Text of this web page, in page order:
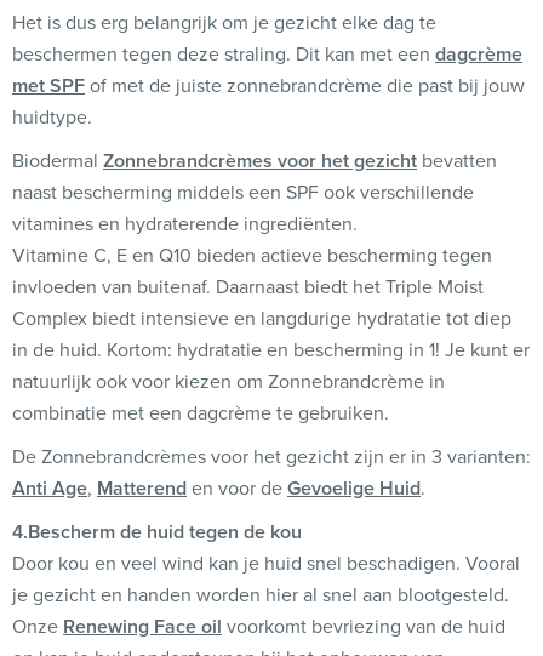
Het is dus erg belangrijk om je gezicht elke dag te
beschermen tegen deze straling. Dit kan met een dagcrème
met SPFof met de juiste zonnebrandcrème die past bij jouw
huidtype.
Biodermal Zonnebrandcrèmes voor het gezicht bevatten
naast bescherming middels een SPF ook verschillende
vitamines en hydraterende ingrediënten.
Vitamine C, E en Q10 bieden actieve bescherming tegen
invloeden van buitenaf. Daarnaast biedt het Triple Moist
Complex biedt intensieve en langdurige hydratatie tot diep
in de huid. Kortom: hydratatie en bescherming in 1! Je kunt er
natuurlijk ook voor kiezen om Zonnebrandcrème in
combinatie met een dagcrème te gebruiken.
De Zonnebrandcrèmes voor het gezicht zijn er in 3 varianten:
Anti Age, Matterenden voor deGevoelige Huid.
4.Bescherm de huid tegen de kou
Door kou en veel wind kan je huid snel beschadigen. Vooral
je gezicht en handen worden hier al snel aan blootgesteld.
Onze Renewing Face oil voorkomt bevriezing van de huid